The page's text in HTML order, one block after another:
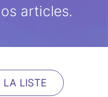
articles.
LA LISTE